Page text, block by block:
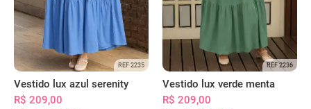
REF 2235
Vestido lux azul serenity
R$ 209,00
REF 2236
Vestido lux verde menta
R$ 209,00